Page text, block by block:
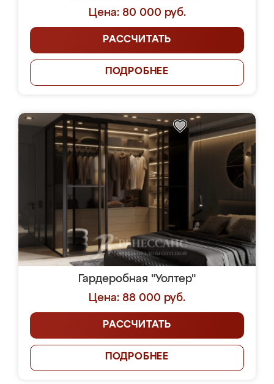
Цена: 80 000 руб.
РАССЧИТАТЬ
ПОДРОБНЕЕ
Гардеробная "Уолтер"
Цена: 88 000 руб.
РАССЧИТАТЬ
ПОДРОБНЕЕ